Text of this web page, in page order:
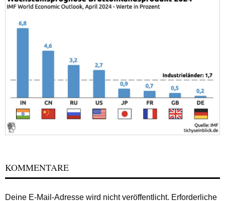
KOMMENTARE
Deine E-Mail-Adresse wird nicht veröffentlicht. Erforderliche